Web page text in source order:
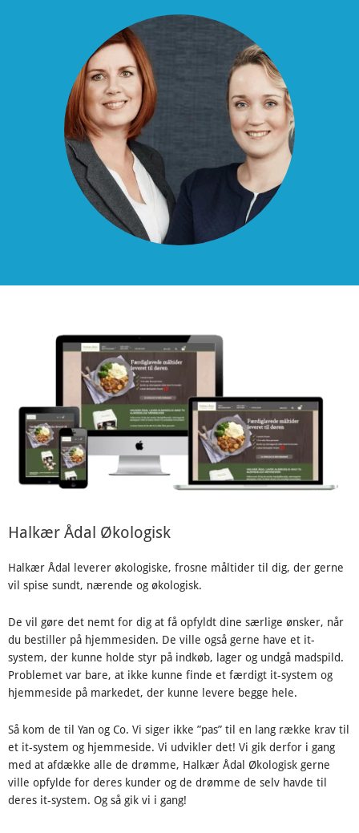
Halkær Ådal Økologisk
Halkær Ådal leverer økologiske, frosne måltider til dig, der gerne
vil spise sundt, nærende og økologisk.
De vil gøre det nemt for dig at få opfyldt dine særlige ønsker, når
du bestiller på hjemmesiden. De ville også gerne have et it-
system, der kunne holde styr på indkøb, lager og undgå madspild.
Problemet var bare, at ikke kunne finde et færdigt it-system og
hjemmeside på markedet, der kunne levere begge hele.
Så kom de til Yan og Co. Vi siger ikke ”pas” til en lang række krav til
et it-system og hjemmeside. Vi udvikler det! Vi gik derfor i gang
med at afdække alle de drømme, Halkær Ådal Økologisk gerne
ville opfylde for deres kunder og de drømme de selv havde til
deres it-system. Og så gik vi i gang!